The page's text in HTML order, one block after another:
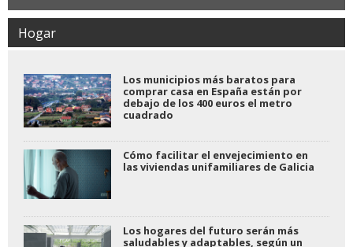
Hogar
Los municipios más baratos para
comprar casa en España están por
debajo de los 400 euros el metro
cuadrado
Cómo facilitar el envejecimiento en
las viviendas unifamiliares de Galicia
Los hogares del futuro serán más
saludables y adaptables, según un